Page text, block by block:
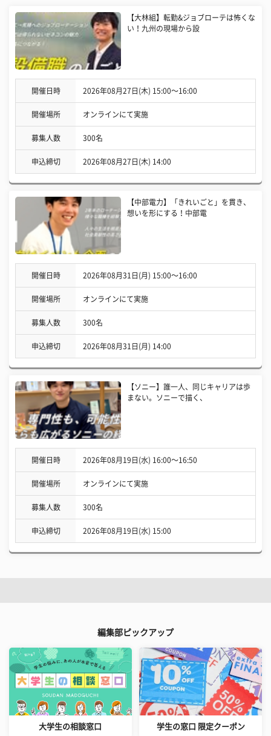
【大林組】転勤&ジョブローテは怖くな
い！九州の現場から設
開催日時 2026年08月27日(木) 15:00〜16:00
開催場所 オンラインにて実施
募集人数 300名
申込締切 2026年08月27日(木) 14:00
【中部電力】「きれいごと」を貫き、
想いを形にする！中部電
開催日時 2026年08月31日(月) 15:00〜16:00
開催場所 オンラインにて実施
募集人数 300名
申込締切 2026年08月31日(月) 14:00
【ソニー】誰一人、同じキャリアは歩
まない。ソニーで描く、
開催日時 2026年08月19日(水) 16:00〜16:50
開催場所 オンラインにて実施
募集人数 300名
申込締切 2026年08月19日(水) 15:00
編集部ピックアップ
大学生の相談窓口 学生の窓口 限定クーポン